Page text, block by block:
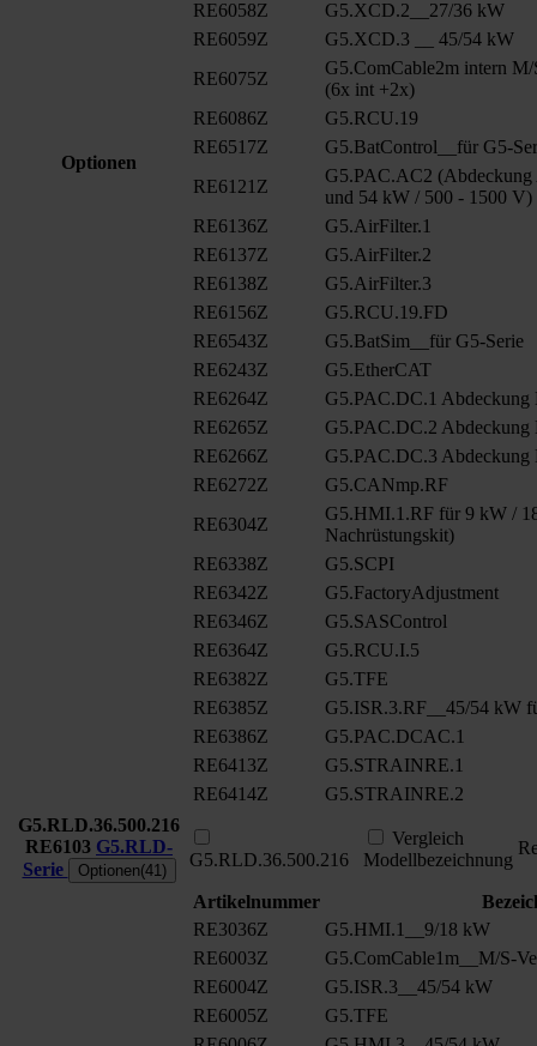
Optionen
RE6058Z
G5.XCD.2__27/36 kW
RE6059Z
G5.XCD.3 __ 45/54 kW
RE6075Z
G5.ComCable2m intern
(6x int +2x)
RE6086Z
G5.RCU.19
RE6517Z
G5.BatControl__für G5-
RE6121Z
G5.PAC.AC2
und 54 kW / 500 - 1500 V)
RE6136Z
G5.AirFilter.1
RE6137Z
G5.AirFilter.2
RE6138Z
G5.AirFilter.3
RE6156Z
G5.RCU.19.FD
RE6543Z
G5.BatSim__für G5-Serie
RE6243Z
G5.EtherCAT
RE6264Z
G5.PAC.DC.1
RE6265Z
G5.PAC.DC.2
RE6266Z
G5.PAC.DC.3
RE6272Z
G5.CANmp.RF
RE6304Z
G5.HMI.1.RF für 9 kW /
Nachrüstungskit)
RE6338Z
G5.SCPI
RE6342Z
G5.FactoryAdjustment
RE6346Z
G5.SASControl
RE6364Z
G5.RCU.I.5
RE6382Z
G5.TFE
RE6385Z
G5.ISR.3.RF__45/54 kW
RE6386Z
G5.PAC.DCAC.1
RE6413Z
G5.STRAINRE.1
RE6414Z
G5.STRAINRE.2
G5.RLD.36.500.216
RE6103 G5.RLD-
Serie
Optionen(41)
G5.RLD.36.500.216
Vergleich
Modellbezeichnung
Artikelnummer
RE3036Z
G5.HMI.1__9/18 kW
RE6003Z
G5.ComCable1m__M/S-
RE6004Z
G5.ISR.3__45/54 kW
RE6005Z
G5.TFE